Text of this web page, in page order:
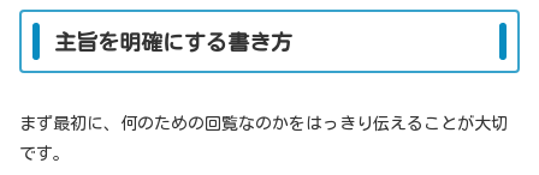
主旨を明確にする書き方
まず最初に、何のための回覧なのかをはっきり伝えることが大切
です。